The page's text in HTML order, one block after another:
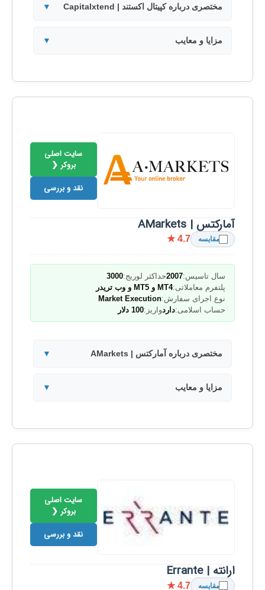
مختصری درباره کپیتال اکستند | Capitalxtend ▼
مزایا و معایب ▼
آمارکتس | AMarkets
مقایسه ★ 4.7
سال تاسیس:2007حداکثر لوریج:3000
پلتفرم معاملاتی:MT4 و MT5 و وب تریدر
نوع اجرای سفارش:Market Execution
حساب اسلامی:داردواریز:100 دلار
سایت اصلی
بروکر ❮
نقد و بررسی
مختصری درباره آمارکتس | AMarkets ▼
مزایا و معایب ▼
ارانته | Errante
مقایسه ★ 4.7
سایت اصلی
بروکر ❮
نقد و بررسی